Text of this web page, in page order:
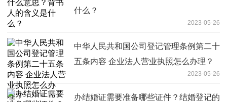
什么？
2023-05-26
中华人民共和国公司登记管理条例第二十
五条内容 企业法人营业执照怎么办理？
2023-05-26
办结婚证需要准备哪些证件？结婚登记的